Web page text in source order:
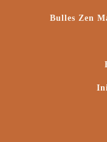
Bulles Zen